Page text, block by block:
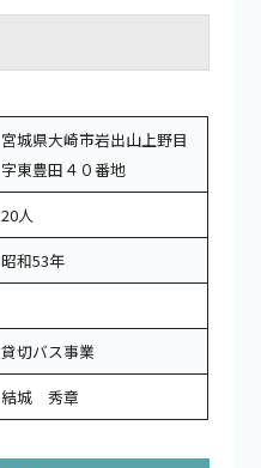
宮城県大崎市岩出山上野目
字東豊田４０番地
20人
昭和53年
貸切バス事業
結城 秀章